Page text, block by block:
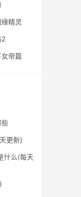
精灵
2
帝篇
些
更新)
什么(每天